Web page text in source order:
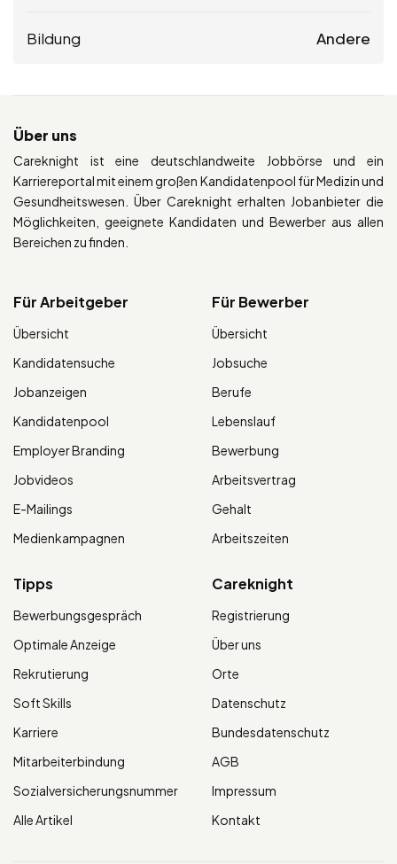
Bildung Andere
Über uns
Careknight ist eine deutschlandweite Jobbörse und ein
Karriereportal mit einem großen Kandidatenpool für Medizin und
Gesundheitswesen. Über Careknight erhalten Jobanbieter die
Möglichkeiten, geeignete Kandidaten und Bewerber aus allen
Bereichen zu finden.
Für Arbeitgeber
Übersicht
Kandidatensuche
Jobanzeigen
Kandidatenpool
Employer Branding
Jobvideos
E-Mailings
Medienkampagnen
Für Bewerber
Übersicht
Jobsuche
Berufe
Lebenslauf
Bewerbung
Arbeitsvertrag
Gehalt
Arbeitszeiten
Tipps
Bewerbungsgespräch
Optimale Anzeige
Rekrutierung
Soft Skills
Karriere
Mitarbeiterbindung
Sozialversicherungsnummer
Alle Artikel
Careknight
Registrierung
Über uns
Orte
Datenschutz
Bundesdatenschutz
AGB
Impressum
Kontakt